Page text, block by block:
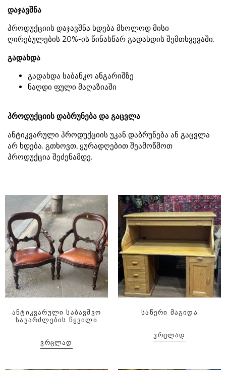
დაჯავშნა
პროდუქციის დაჯავშნა ხდება მხოლოდ მისი
ღირებულების 20%-ის წინასწარ გადახდის შემთხვევაში.
გადახდა
გადახდა საბანკო ანგარიშზე
ნაღდი ფული მაღაზიაში
პროდუქციის დაბრუნება და გაცვლა
ანტიკვარული პროდუქციის უკან დაბრუნება ან გაცვლა
არ ხდება. გთხოვთ, ყურადღებით შეამოწმოთ
პროდუქცია შეძენამდე.
ანტიკვარული საბავშვო
სავარძლების წყვილი
ᲕᲠᲪᲚᲐᲓ
საწერი მაგიდა
ᲕᲠᲪᲚᲐᲓ